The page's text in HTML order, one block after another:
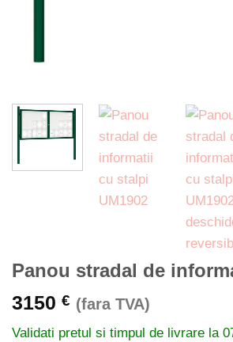
Panou stradal de
3150 € (fara TVA)
Validati pretul si timpul de livrare la